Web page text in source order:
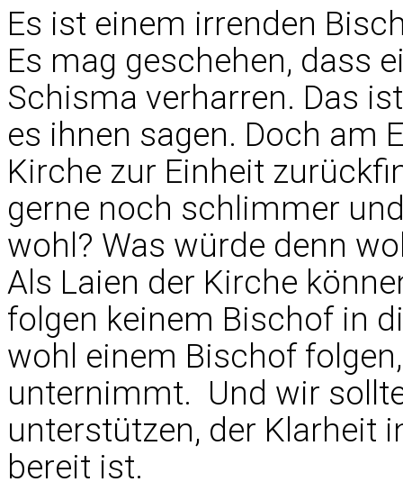
Es ist einem irrenden
Es mag geschehen, dass
Schisma verharren. Das
es ihnen sagen. Doch am
Kirche zur Einheit
gerne noch schlimmer
wohl? Was würde denn
Als Laien der Kirche
folgen keinem Bischof in
wohl einem Bischof
unternimmt. Und wir
unterstützen, der Klarheit
bereit ist.